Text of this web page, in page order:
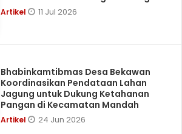
Artikel 11 Jul 2026
Bhabinkamtibmas Desa Bekawan
Koordinasikan Pendataan Lahan
Jagung untuk Dukung Ketahanan
Pangan di Kecamatan Mandah
Artikel 24 Jun 2026